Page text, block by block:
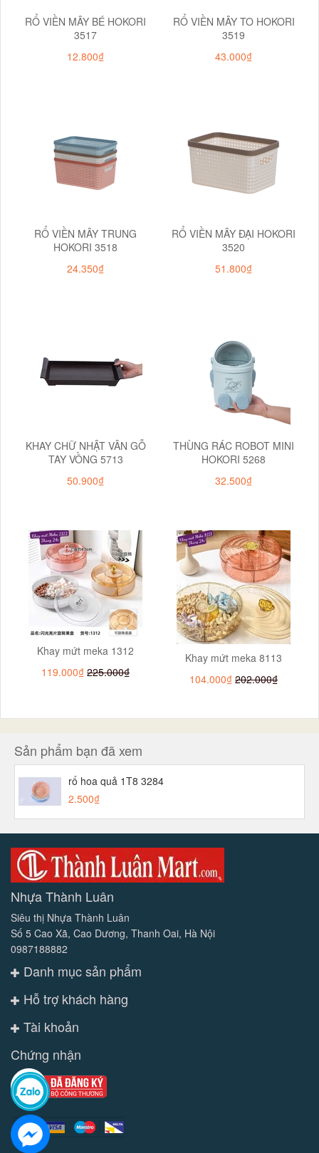
RỔ VIỀN MÂY BÉ HOKORI
3517
12.800₫
RỔ VIỀN MÂY TO HOKORI
3519
43.000₫
RỔ VIỀN MÂY TRUNG
HOKORI 3518
24.350₫
RỔ VIỀN MÂY ĐẠI HOKORI
3520
51.800₫
KHAY CHỮ NHẬT VÂN GỖ
TAY VỒNG 5713
50.900₫
THÙNG RÁC ROBOT MINI
HOKORI 5268
32.500₫
Khay mứt meka 1312
119.000₫ 225.000₫
Khay mứt meka 8113
104.000₫ 202.000₫
Sản phẩm bạn đã xem
rổ hoa quả 1T8 3284
2.500₫
Nhựa Thành Luân
Siêu thị Nhựa Thành Luân
Số 5 Cao Xã, Cao Dương, Thanh Oai, Hà Nội
0987188882
Danh mục sản phẩm
Hỗ trợ khách hàng
Tài khoản
Chứng nhận